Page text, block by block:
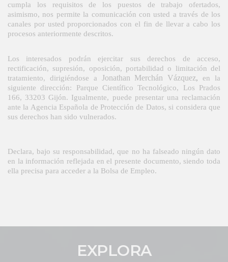
cumpla los requisitos de los puestos de trabajo ofertados,
asimismo, nos permite la comunicación con usted a través de los
canales por usted proporcionados con el fin de llevar a cabo los
procesos anteriormente descritos.
Los interesados podrán ejercitar sus derechos de acceso,
rectificación, supresión, oposición, portabilidad o limitación del
tratamiento, dirigiéndose a Jonathan Merchán Vázquez, en la
siguiente dirección: Parque Científico Tecnológico, Los Prados
166, 33203 Gijón. Igualmente, puede presentar una reclamación
ante la Agencia Española de Protección de Datos, si considera que
sus derechos han sido vulnerados.
Declara, bajo su responsabilidad, que no ha falseado ningún dato
en la información reflejada en el presente documento, siendo toda
ella precisa para acceder a la Bolsa de Empleo.
EXPLORA